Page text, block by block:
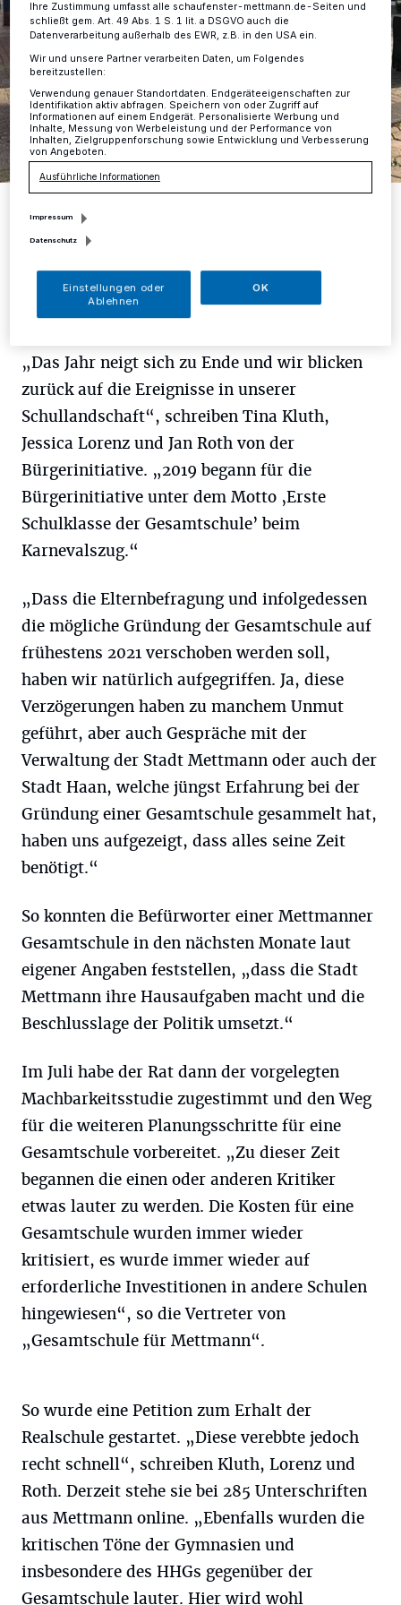
Vergangenheit immer wieder Unterschriften für eine Gesamtschule
in Mettmann wie hier am alten Waschbrett in der Innenstadt.
Foto: Schaufenster Mettmann/Archiv
„Das Jahr neigt sich zu Ende und wir blicken
zurück auf die Ereignisse in unserer
Schullandschaft“, schreiben Tina Kluth,
Jessica Lorenz und Jan Roth von der
Bürgerinitiative. „2019 begann für die
Bürgerinitiative unter dem Motto ‚Erste
Schulklasse der Gesamtschule’ beim
Karnevalszug.“
„Dass die Elternbefragung und infolgedessen
die mögliche Gründung der Gesamtschule auf
frühestens 2021 verschoben werden soll,
haben wir natürlich aufgegriffen. Ja, diese
Verzögerungen haben zu manchem Unmut
geführt, aber auch Gespräche mit der
Verwaltung der Stadt Mettmann oder auch der
Stadt Haan, welche jüngst Erfahrung bei der
Gründung einer Gesamtschule gesammelt hat,
haben uns aufgezeigt, dass alles seine Zeit
benötigt.“
So konnten die Befürworter einer Mettmanner
Gesamtschule in den nächsten Monate laut
eigener Angaben feststellen, „dass die Stadt
Mettmann ihre Hausaufgaben macht und die
Beschlusslage der Politik umsetzt.“
Im Juli habe der Rat dann der vorgelegten
Machbarkeitsstudie zugestimmt und den Weg
für die weiteren Planungsschritte für eine
Gesamtschule vorbereitet. „Zu dieser Zeit
begannen die einen oder anderen Kritiker
etwas lauter zu werden. Die Kosten für eine
Gesamtschule wurden immer wieder
kritisiert, es wurde immer wieder auf
erforderliche Investitionen in andere Schulen
hingewiesen“, so die Vertreter von
„Gesamtschule für Mettmann“.
So wurde eine Petition zum Erhalt der
Realschule gestartet. „Diese verebbte jedoch
recht schnell“, schreiben Kluth, Lorenz und
Roth. Derzeit stehe sie bei 285 Unterschriften
aus Mettmann online. „Ebenfalls wurden die
kritischen Töne der Gymnasien und
insbesondere des HHGs gegenüber der
Gesamtschule lauter. Hier wird wohl
Ihre Zustimmung umfasst alle schaufenster-mettmann.de-Seiten und
schließt gem. Art. 49 Abs. 1 S. 1 lit. a DSGVO auch die
Datenverarbeitung außerhalb des EWR, z.B. in den USA ein.
Wir und unsere Partner verarbeiten Daten, um Folgendes
bereitzustellen:
Verwendung genauer Standortdaten. Endgeräteeigenschaften zur
Identifikation aktiv abfragen. Speichern von oder Zugriff auf
Informationen auf einem Endgerät. Personalisierte Werbung und
Inhalte, Messung von Werbeleistung und der Performance von
Inhalten, Zielgruppenforschung sowie Entwicklung und Verbesserung
von Angeboten.
Ausführliche Informationen
Impressum
Datenschutz
Einstellungen oder
Ablehnen
OK